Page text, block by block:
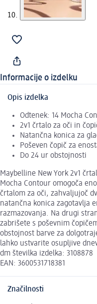
Informacije o izdelku
Opis izdelka
Odtenek: 14 Mocha
2v1 črtalo za oči in
Natančna konica za
Poševen čopič za
Do 24 ur obstojnosti
Maybelline New York 2v1
Mocha Contour omogoča
črtalom za oči, zahvaljujoč
natančna konica zagotavlja
razmazovanja. Na drugi
zabrišete s poševnim
obstojnost barve za
lahko ustvarite osupljive
dm številka izdelka: 3108878
EAN: 3600531718381
Značilnosti